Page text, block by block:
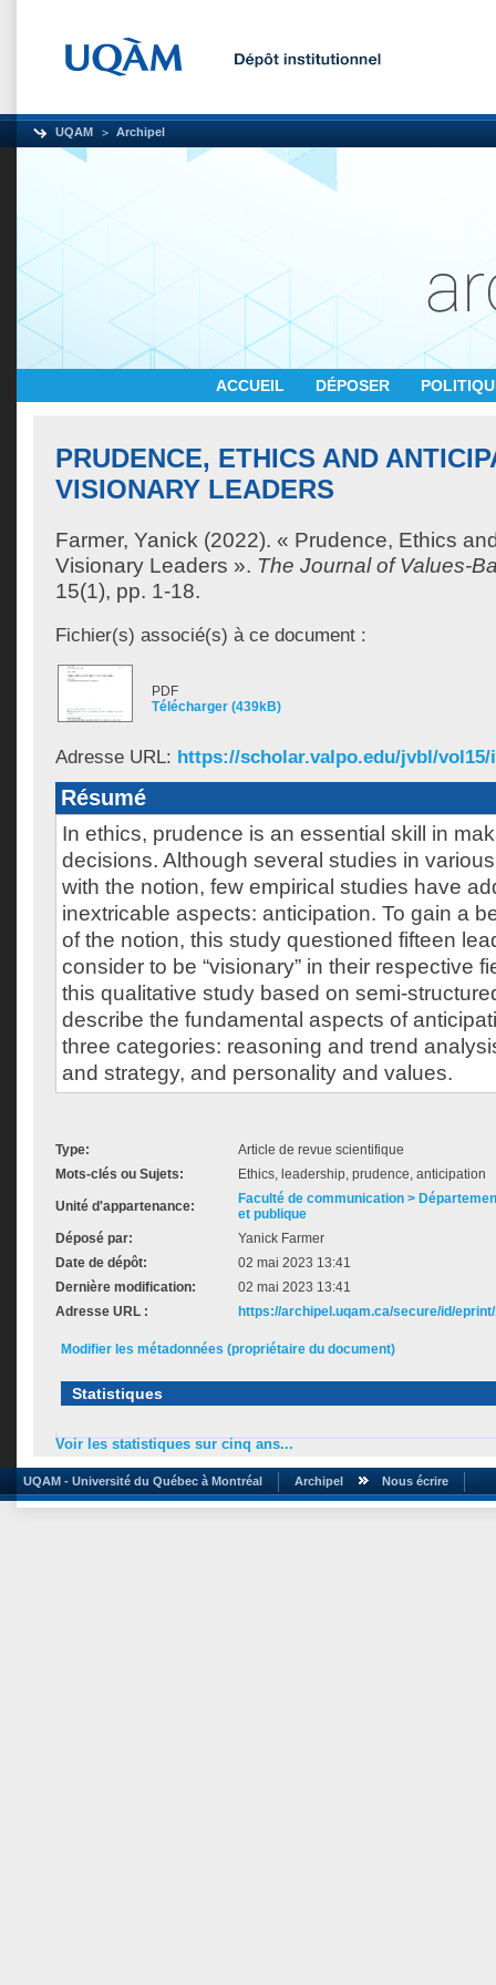
UQAM Archipel
ACCUEIL DÉPOSER
PRUDENCE, ETHICS AND
VISIONARY LEADERS
Farmer, Yanick (2022). « Prudence, Ethics
Visionary Leaders ». The Journal of Values-
15(1), pp. 1-18.
Fichier(s) associé(s) à ce document :
PDF
Télécharger (439kB)
Adresse URL: https://scholar.valpo.edu/jvbl/vol15/
Résumé
In ethics, prudence is an essential skill in
decisions. Although several studies in
with the notion, few empirical studies have
inextricable aspects: anticipation. To gain a
of the notion, this study questioned fifteen
consider to be “visionary” in their respective
this qualitative study based on semi-
describe the fundamental aspects of
three categories: reasoning and trend
and strategy, and personality and values.
Type:
Article de revue scientifique
Mots-clés ou Sujets:
Ethics, leadership, prudence, anticipation
Unité d'appartenance:
Faculté de communication >
et publique
Déposé par:
Yanick Farmer
Date de dépôt:
02 mai 2023 13:41
Dernière modification:
02 mai 2023 13:41
Adresse URL :
https://archipel.uqam.ca/secure/id/
Modifier les métadonnées (propriétaire du document)
Statistiques
Voir les statistiques sur cinq ans...
UQAM - Université du Québec à Montréal Archipel Nous écrire